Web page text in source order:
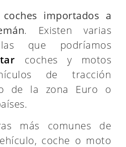
importados a
. Existen varias
podríamos importar
y motos España y
mecánica dentro
o desde terceros
más comunes de
coche o moto